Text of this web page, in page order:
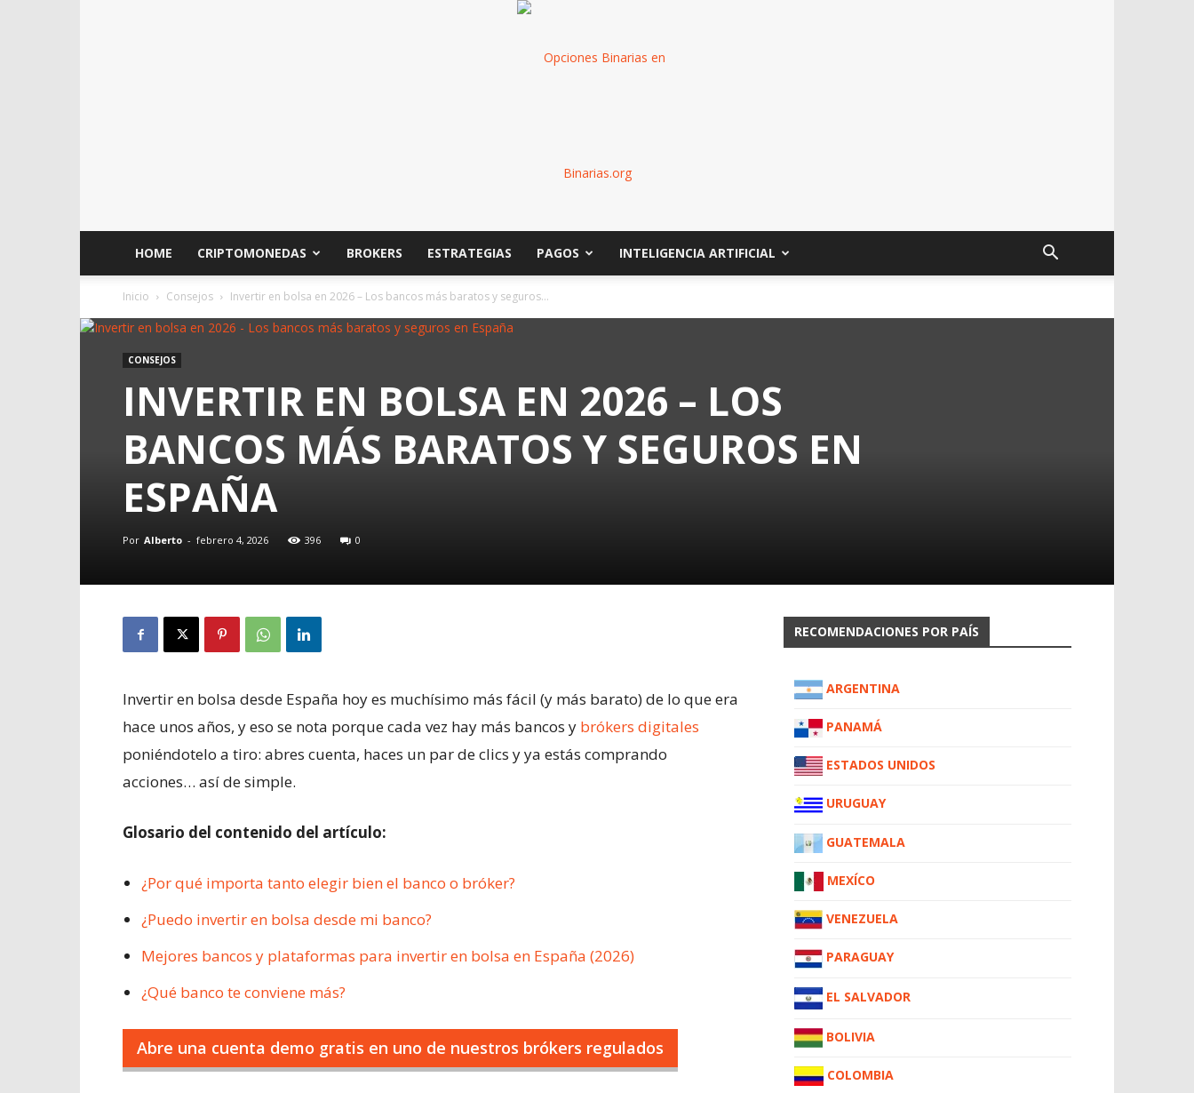
HOME CRIPTOMONEDAS BROKERS ESTRATEGIAS PAGOS INTELIGENCIA ARTIFICIAL
Inicio Consejos Invertir en bolsa en 2026 – Los bancos más baratos y seguros...
CONSEJOS
INVERTIR EN BOLSA EN 2026 – LOS
BANCOS MÁS BARATOS Y SEGUROS EN
ESPAÑA
Por Alberto - febrero 4, 2026 396 0
Invertir en bolsa desde España hoy es muchísimo más fácil (y más barato) de lo que era
hace unos años, y eso se nota porque cada vez hay más bancos y brókers digitales
poniéndotelo a tiro: abres cuenta, haces un par de clics y ya estás comprando
acciones… así de simple.
Glosario del contenido del artículo:
¿Por qué importa tanto elegir bien el banco o bróker?
¿Puedo invertir en bolsa desde mi banco?
Mejores bancos y plataformas para invertir en bolsa en España (2026)
¿Qué banco te conviene más?
Abre una cuenta demo gratis en uno de nuestros brókers regulados
RECOMENDACIONES POR PAÍS
ARGENTINA
PANAMÁ
ESTADOS UNIDOS
URUGUAY
GUATEMALA
MEXÍCO
VENEZUELA
PARAGUAY
EL SALVADOR
BOLIVIA
COLOMBIA